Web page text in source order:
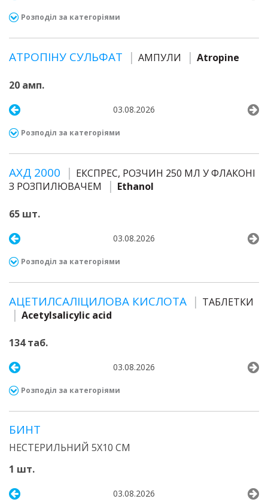
Розподіл за категоріями
АТРОПІНУ СУЛЬФАТ АМПУЛИ Atropine
20 амп.
03.08.2026
Розподіл за категоріями
АХД 2000
ЕКСПРЕС, РОЗЧИН 250 МЛ У ФЛАКОНІ
З РОЗПИЛЮВАЧЕМ
Ethanol
65 шт.
03.08.2026
Розподіл за категоріями
АЦЕТИЛСАЛІЦИЛОВА КИСЛОТА
ТАБЛЕТКИ
Acetylsalicylic acid
134 таб.
03.08.2026
Розподіл за категоріями
БИНТ
НЕСТЕРИЛЬНИЙ 5Х10 СМ
1 шт.
03.08.2026